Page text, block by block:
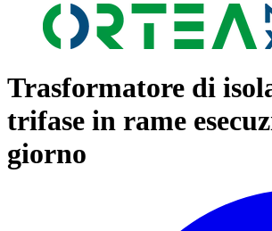
Trasformatore di
trifase in rame
giorno